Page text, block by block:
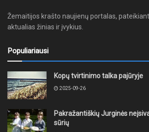
Žemaitijos krašto naujienų portalas,
aktualias žinias ir įvykius.
Populiariausi
Kopų tvirtinimo talka pajūryje
2025-09-26
Pakražantiškių Jurginės
sūrių